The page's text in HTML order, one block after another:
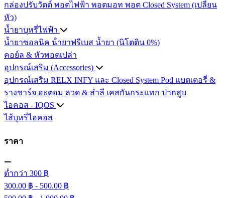
กล่องปรับวัตต์ พอตไฟฟ้า พอตมอท พอต Closed System (เปลี่ยน
หัว)
น้ำยาบุหรี่ไฟฟ้า
น้ำยาซอลนิค น้ํายาฟรีเบส น้ำยา (นิโตติน 0%)
คอย์ล & หัวพอตเปล่า
อุปกรณ์เสริม (Accessories)
อุปกรณ์เสริม RELX INFY และ Closed System Pod แบตเตอรี่ &
รางชาร์จ อะตอม ลวด ​& สำลี เคสกันกระแทก ปากสูบ
ไอคอส - IQOS
ไส้บุหรี่ไอคอส
ราคา
ต่ำกว่า 300 ฿
300.00 ฿ - 500.00 ฿